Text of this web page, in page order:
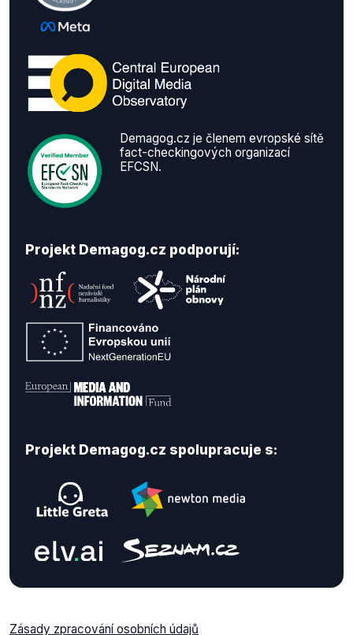
Demagog.cz je členem evropské sítě
fact-checkingových organizací
EFCSN.
Projekt Demagog.cz podporují:
Projekt Demagog.cz spolupracuje s:
Zásady zpracování osobních údajů